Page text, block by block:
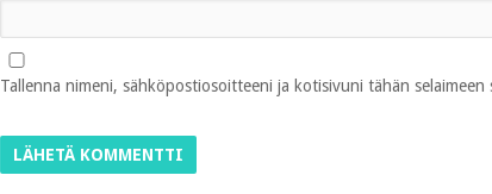
Tallenna nimeni, sähköpostiosoitteeni ja kotisivuni tähän